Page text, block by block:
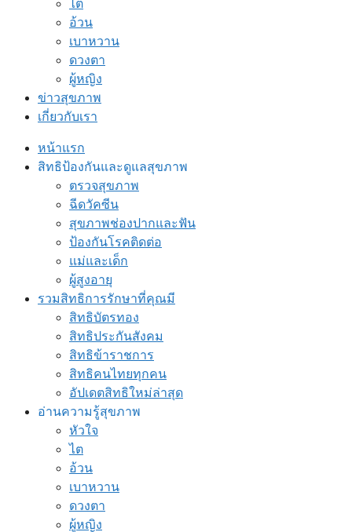
ไต
อ้วน
เบาหวาน
ดวงตา
ผู้หญิง
ข่าวสุขภาพ
เกี่ยวกับเรา
หน้าแรก
สิทธิป้องกันและดูแลสุขภาพ
ตรวจสุขภาพ
ฉีดวัคซีน
สุขภาพช่องปากและฟัน
ป้องกันโรคติดต่อ
แม่และเด็ก
ผู้สูงอายุ
รวมสิทธิการรักษาที่คุณมี
สิทธิบัตรทอง
สิทธิประกันสังคม
สิทธิข้าราชการ
สิทธิคนไทยทุกคน
อัปเดตสิทธิใหม่ล่าสุด
อ่านความรู้สุขภาพ
หัวใจ
ไต
อ้วน
เบาหวาน
ดวงตา
ผู้หญิง